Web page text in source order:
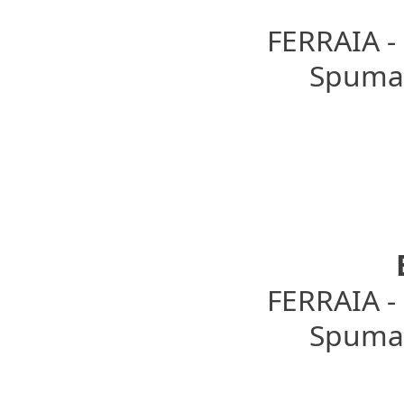
FERRAIA
FERRAIA